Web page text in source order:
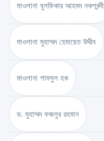
মাওলানা যুলফিকার আহমদ নকশবন্দী
মাওলানা মুহাম্মদ হেমায়েত উদ্দীন
মাওলানা শামসুল হক
ড. মুহাম্মদ ফজলুর রহমান